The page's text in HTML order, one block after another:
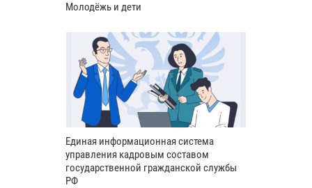
Молодёжь и дети
Единая информационная система
управления кадровым составом
государственной гражданской службы
РФ